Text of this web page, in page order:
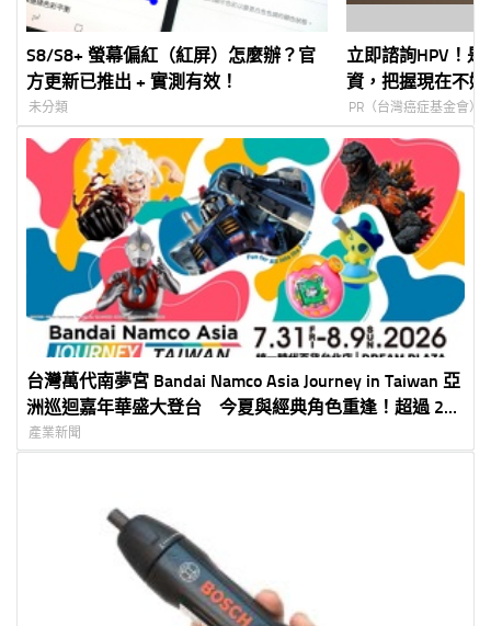
S8/S8+ 螢幕偏紅（紅屏）怎麼辦？官
方更新已推出 + 實測有效！
未分類
立即諮詢HPV！
資，把握現在不嫌
PR（台灣癌症基金會）
台灣萬代南夢宮 Bandai Namco Asia Journey in Taiwan 亞
洲巡迴嘉年華盛大登台 今夏與經典角色重逢！超過 20
大人氣 IP 、 10 大主題展區打造全家同樂夢幻旅程
產業新聞